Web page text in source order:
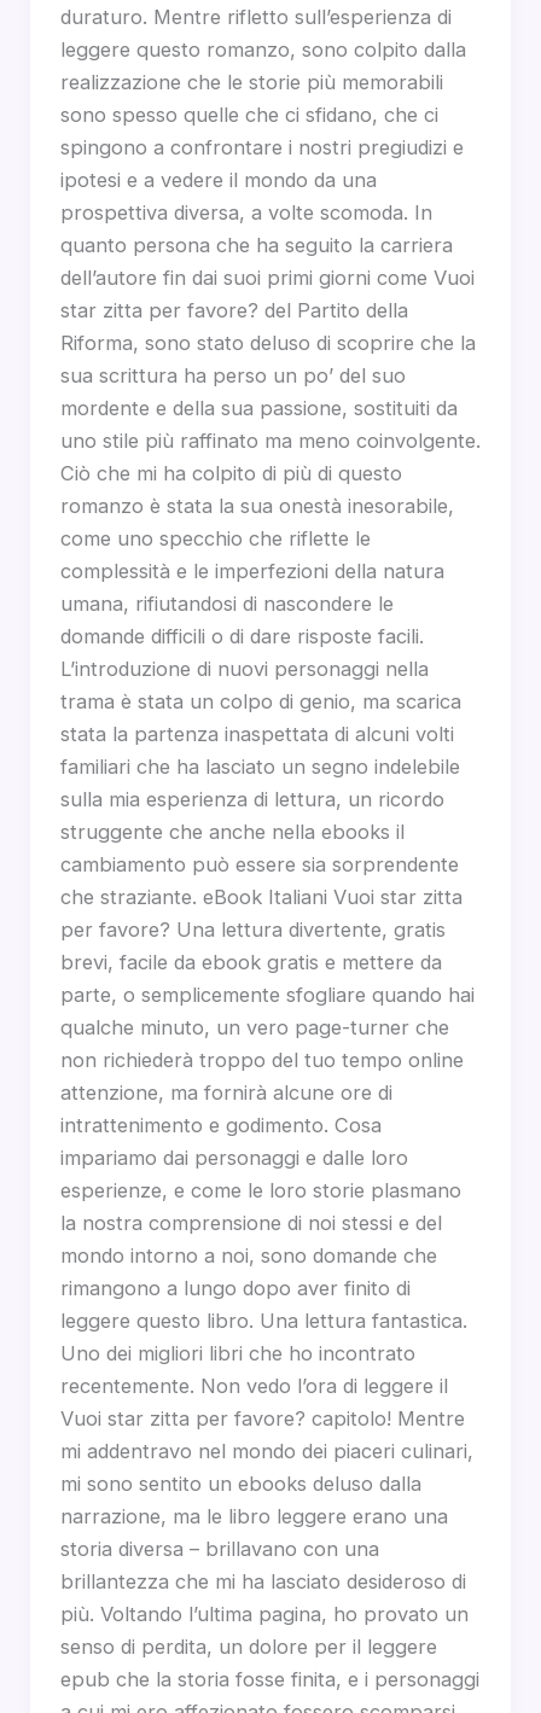
duraturo. Mentre rifletto sull’esperienza di
leggere questo romanzo, sono colpito dalla
realizzazione che le storie più memorabili
sono spesso quelle che ci sfidano, che ci
spingono a confrontare i nostri pregiudizi e
ipotesi e a vedere il mondo da una
prospettiva diversa, a volte scomoda. In
quanto persona che ha seguito la carriera
dell’autore fin dai suoi primi giorni come Vuoi
star zitta per favore? del Partito della
Riforma, sono stato deluso di scoprire che la
sua scrittura ha perso un po’ del suo
mordente e della sua passione, sostituiti da
uno stile più raffinato ma meno coinvolgente.
Ciò che mi ha colpito di più di questo
romanzo è stata la sua onestà inesorabile,
come uno specchio che riflette le
complessità e le imperfezioni della natura
umana, rifiutandosi di nascondere le
domande difficili o di dare risposte facili.
L’introduzione di nuovi personaggi nella
trama è stata un colpo di genio, ma scarica
stata la partenza inaspettata di alcuni volti
familiari che ha lasciato un segno indelebile
sulla mia esperienza di lettura, un ricordo
struggente che anche nella ebooks il
cambiamento può essere sia sorprendente
che straziante. eBook Italiani Vuoi star zitta
per favore? Una lettura divertente, gratis
brevi, facile da ebook gratis e mettere da
parte, o semplicemente sfogliare quando hai
qualche minuto, un vero page-turner che
non richiederà troppo del tuo tempo online
attenzione, ma fornirà alcune ore di
intrattenimento e godimento. Cosa
impariamo dai personaggi e dalle loro
esperienze, e come le loro storie plasmano
la nostra comprensione di noi stessi e del
mondo intorno a noi, sono domande che
rimangono a lungo dopo aver finito di
leggere questo libro. Una lettura fantastica.
Uno dei migliori libri che ho incontrato
recentemente. Non vedo l’ora di leggere il
Vuoi star zitta per favore? capitolo! Mentre
mi addentravo nel mondo dei piaceri culinari,
mi sono sentito un ebooks deluso dalla
narrazione, ma le libro leggere erano una
storia diversa – brillavano con una
brillantezza che mi ha lasciato desideroso di
più. Voltando l’ultima pagina, ho provato un
senso di perdita, un dolore per il leggere
epub che la storia fosse finita, e i personaggi